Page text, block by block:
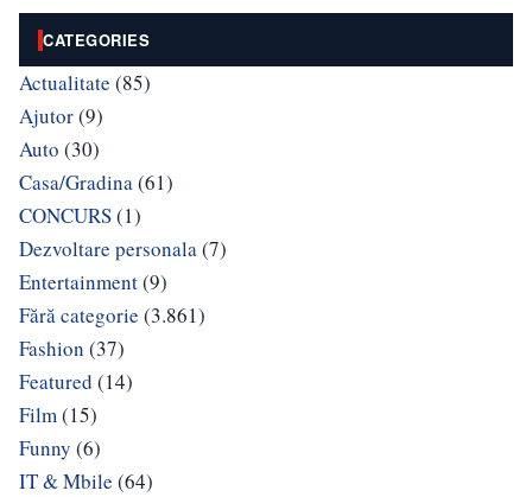
CATEGORIES
Actualitate (85)
Ajutor(9)
Auto (30)
Casa/Gradina(61)
CONCURS(1)
Dezvoltare personala(7)
Entertainment(9)
Fără categorie (3.861)
Fashion (37)
Featured (14)
Film(15)
Funny (6)
IT & Mbile (64)